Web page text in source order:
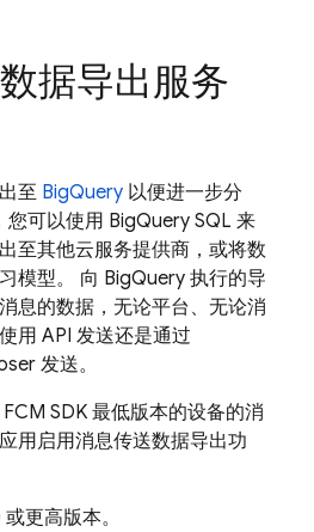
据导出服务
至 BigQuery 以便进一步分
可以使用 BigQuery SQL 来
至其他云服务提供商，或将数
模型。 向 BigQuery 执行的导
息的数据，无论平台、无论消
用 API 发送还是通过
发送。
FCM SDK 最低版本的设备的消
用启用消息传送数据导出功
更高版本。